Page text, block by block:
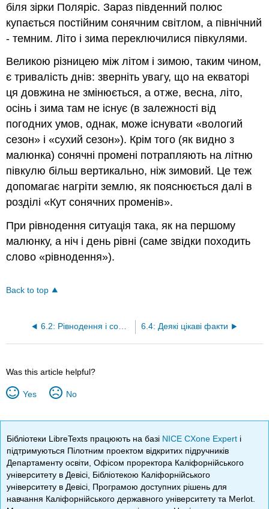
біля зірки Поляріс. Зараз південний полюс
купається постійним сонячним світлом, а північний
- темним. Літо і зима переключилися півкулями.
Великою різницею між літом і зимою, таким чином,
є тривалість днів: зверніть увагу, що на екваторі
ця довжина не змінюється, а отже, весна, літо,
осінь і зима там не існує (в залежності від
погодних умов, однак, може існувати «вологий
сезон» і «сухий сезон»). Крім того (як видно з
малюнка) сонячні промені потрапляють на літню
півкулю більш вертикально, ніж зимовий. Це теж
допомагає нагріти землю, як пояснюється далі в
розділі «Кут сонячних променів».
При рівнодення ситуація така, як на першому
малюнку, а ніч і день рівні (саме звідки походить
слово «рівнодення»).
Back to top
6.2: Рівнодення і сонцестояння 6.4: Деякі цікаві факти
Was this article helpful?
Yes No
Бібліотеки LibreTexts працюють на базі NICE CXone Expert і
підтримуються Пілотним проектом відкритих підручників
Департаменту освіти, Офісом проректора Каліфорнійського
університету в Девісі, Бібліотекою Каліфорнійського
університету в Девісі, Програмою доступних рішень для
навчання Каліфорнійського державного університету та Merlot.